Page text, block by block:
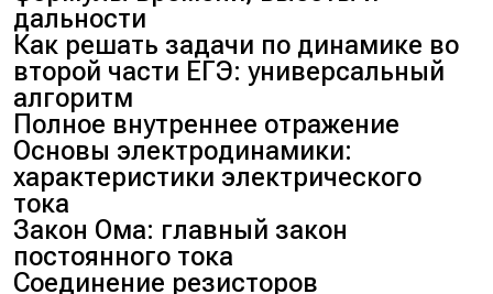
дальности
Как решать задачи по динамике во
второй части ЕГЭ: универсальный
алгоритм
Полное внутреннее отражение
Основы электродинамики:
характеристики электрического
тока
Закон Ома: главный закон
постоянного тока
Соединение резисторов